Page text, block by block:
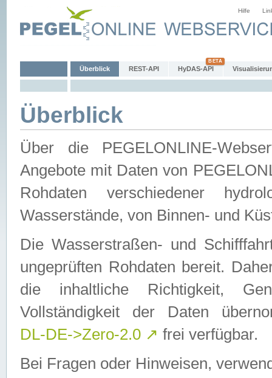
Hilfe
Überblick REST-API HyDAS-API
Überblick
Über die PEGELONLINE-
Angebote mit Daten von
Rohdaten verschiedener
Wasserstände, von Binnen- und
Die Wasserstraßen- und
ungeprüften Rohdaten bereit.
die inhaltliche Richtigkeit,
Vollständigkeit der Daten
DL-DE->Zero-2.0 ↗ frei verfügbar.
Bei Fragen oder Hinweisen,